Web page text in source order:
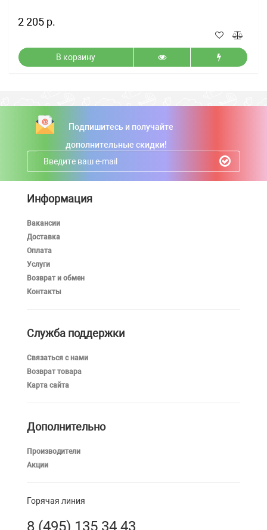
2 205 р.
В корзину
Подпишитесь и получайте
дополнительные скидки!
Информация
Вакансии
Доставка
Оплата
Услуги
Возврат и обмен
Контакты
Служба поддержки
Связаться с нами
Возврат товара
Карта сайта
Дополнительно
Производители
Акции
Горячая линия
8 (495) 135 34 43